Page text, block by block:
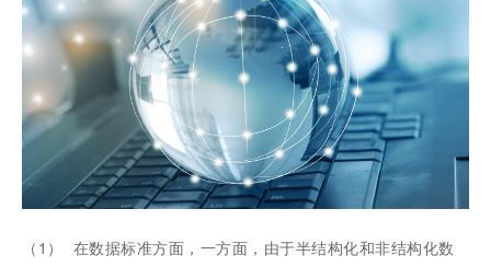
（1） 在数据标准方面，一方面，由于半结构化和非结构化数